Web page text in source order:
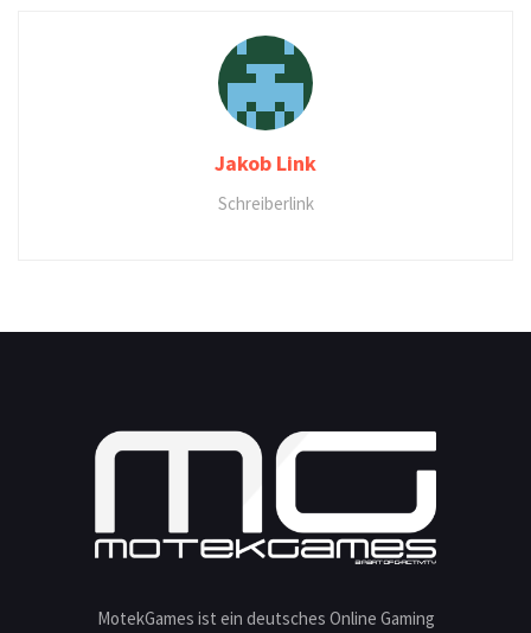
Jakob Link
Schreiberlink
MotekGames ist ein deutsches Online Gaming